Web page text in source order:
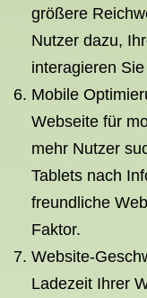
größere
Nutzer dazu,
interagieren
Mobile
Webseite für
mehr Nutzer
Tablets nach
freundliche
Faktor.
Website-
Ladezeit Ihrer